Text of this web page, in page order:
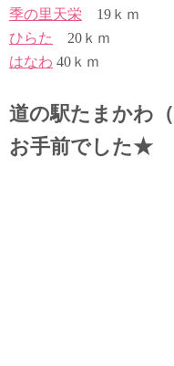
季の里天栄 19ｋｍ
ひらた
20ｋｍ
はなわ 40ｋｍ
道の駅たまかわ
お手前でした★